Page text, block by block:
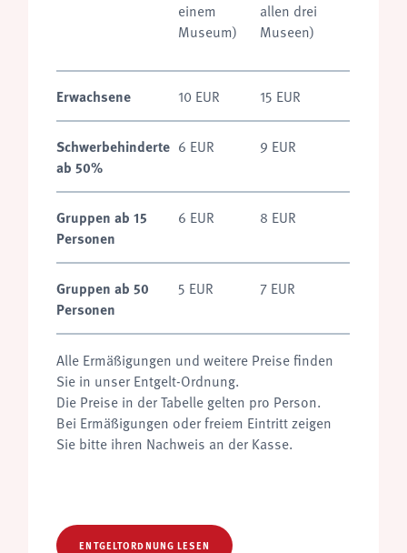
einem
Museum)
allen drei
Museen)
Erwachsene 10 EUR 15 EUR
Schwerbehinderte
ab 50%
6 EUR 9 EUR
Gruppen ab 15
Personen
6 EUR 8 EUR
Gruppen ab 50
Personen
5 EUR 7 EUR
Alle Ermäßigungen und weitere Preise finden
Sie in unser Entgelt-Ordnung.
Die Preise in der Tabelle gelten pro Person.
Bei Ermäßigungen oder freiem Eintritt zeigen
Sie bitte ihren Nachweis an der Kasse.
ENTGELTORDNUNG LESEN